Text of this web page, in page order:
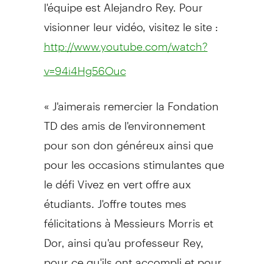
visionner leur vidéo, visitez le site :
http://www.youtube.com/watch?
v=94i4Hg56Ouc
« J'aimerais remercier la Fondation
TD des amis de l'environnement
pour son don généreux ainsi que
pour les occasions stimulantes que
le défi Vivez en vert offre aux
étudiants. J'offre toutes mes
félicitations à Messieurs Morris et
Dor, ainsi qu'au professeur Rey,
pour ce qu'ils ont accompli et pour